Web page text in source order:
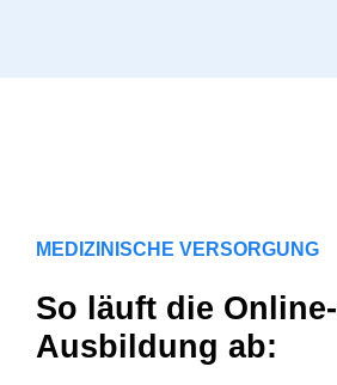
MEDIZINISCHE VERSORGUNG
So läuft die Online-
Ausbildung ab: